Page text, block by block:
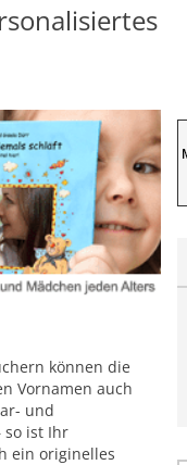
können die
Vornamen auch
und
so ist Ihr
ein originelles